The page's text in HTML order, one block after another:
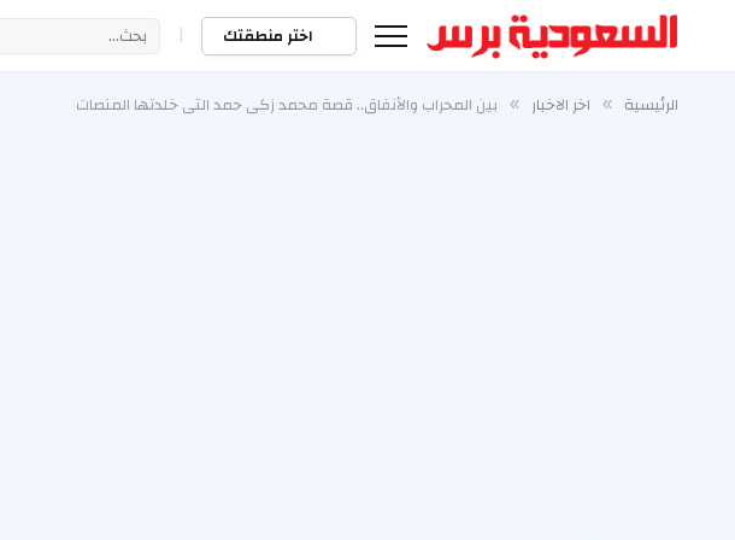
اختر منطقتك |
الرئيسية » اخر الاخبار » بين المحراب والأنفاق.. قصة محمد زكي حمد التي خلدتها المنصات